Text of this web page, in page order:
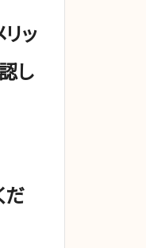
ッ
し
だ